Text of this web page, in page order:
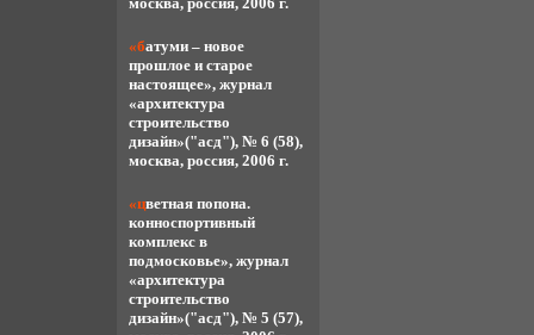
«батуми – новое
прошлое и старое
настоящее», журнал
«архитектура
строительство
дизайн»("асд"), № 6 (58),
москва, россия, 2006 г.
«цветная попона.
конноспортивный
комплекс в
подмосковье», журнал
«архитектура
строительство
дизайн»("асд"), № 5 (57),